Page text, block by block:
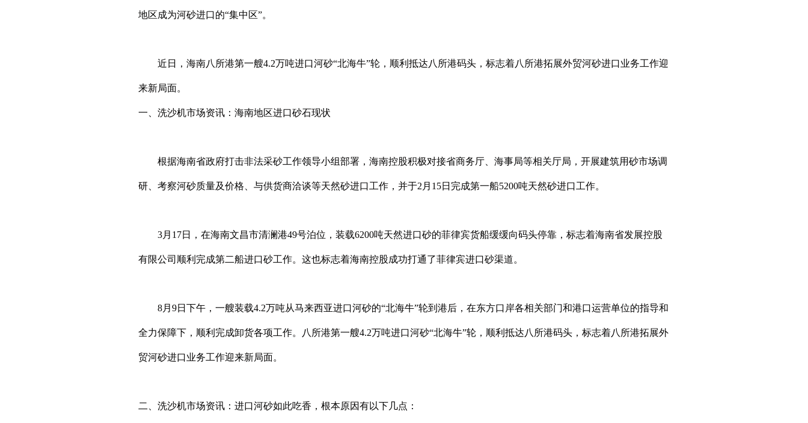
地区成为河砂进口的“集中区”。
近日，海南八所港第一艘4.2万吨进口河砂“北海牛”轮，顺利抵达八所港码头，标志着八所港拓展外贸河砂进口业务工作迎
来新局面。
一、洗沙机市场资讯：海南地区进口砂石现状
根据海南省政府打击非法采砂工作领导小组部署，海南控股积极对接省商务厅、海事局等相关厅局，开展建筑用砂市场调
研、考察河砂质量及价格、与供货商洽谈等天然砂进口工作，并于2月15日完成第一船5200吨天然砂进口工作。
3月17日，在海南文昌市清澜港49号泊位，装载6200吨天然进口砂的菲律宾货船缓缓向码头停靠，标志着海南省发展控股
有限公司顺利完成第二船进口砂工作。这也标志着海南控股成功打通了菲律宾进口砂渠道。
8月9日下午，一艘装载4.2万吨从马来西亚进口河砂的“北海牛”轮到港后，在东方口岸各相关部门和港口运营单位的指导和
全力保障下，顺利完成卸货各项工作。八所港第一艘4.2万吨进口河砂“北海牛”轮，顺利抵达八所港码头，标志着八所港拓展外
贸河砂进口业务工作迎来新局面。
二、洗沙机市场资讯：进口河砂如此吃香，根本原因有以下几点：